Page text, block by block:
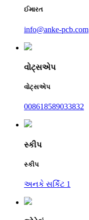
ઈમારત
info@anke-pcb.com
વોટ્સએપ
વોટ્સએપ
008618589033832
સ્કીપ
સ્કીપ
અનકે સર્કિટ 1